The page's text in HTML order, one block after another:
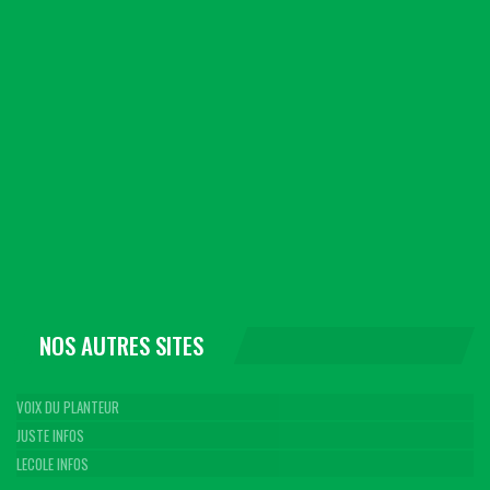
NOS AUTRES SITES
VOIX DU PLANTEUR
JUSTE INFOS
LECOLE INFOS